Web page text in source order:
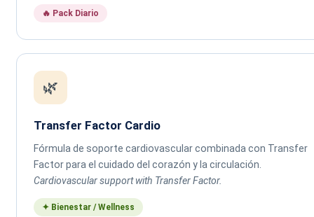
🔥 Pack Diario
🌿
Transfer Factor Cardio
Fórmula de soporte cardiovascular combinada con Transfer
Factor para el cuidado del corazón y la circulación.
Cardiovascular support with Transfer Factor.
✦ Bienestar / Wellness